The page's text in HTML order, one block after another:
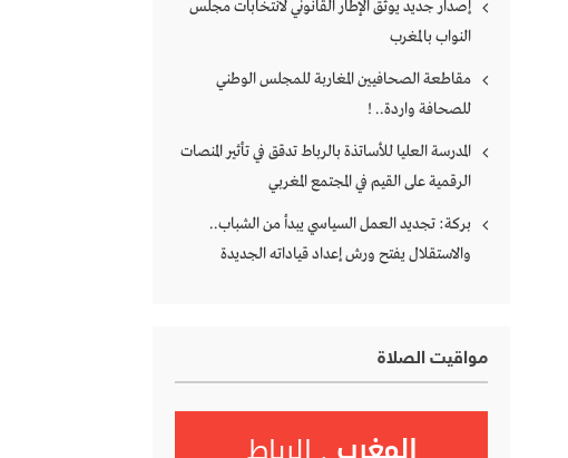
إصدار جديد يوثق الإطار القانوني لانتخابات مجلس
النواب بالمغرب
مقاطعة الصحافيين المغاربة للمجلس الوطني
للصحافة واردة.. !
المدرسة العليا للأساتذة بالرباط تدقق في تأثير المنصات
الرقمية على القيم في المجتمع المغربي
بركة: تجديد العمل السياسي يبدأ من الشباب..
والاستقلال يفتح ورش إعداد قياداته الجديدة
مواقيت الصلاة